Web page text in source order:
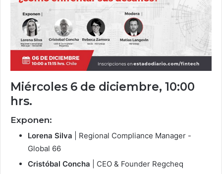
Miércoles 6 de diciembre, 10:00
hrs.
Exponen:
Lorena Silva
| Regional Compliance Manager -
Global 66
Cristóbal Concha
| CEO & Founder Regcheq